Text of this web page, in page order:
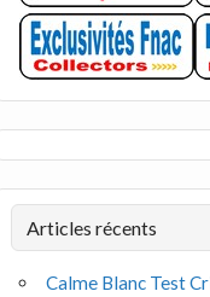
Articles récents
Calme Blanc Test